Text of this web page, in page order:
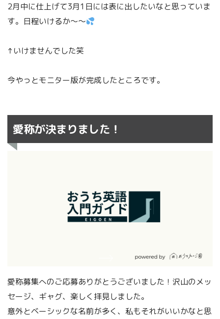
2月中に仕上げて3月1日には表に出したいなと思っていま
す。日程いけるか～～
↑いけませんでした笑
今やっとモニター版が完成したところです。
愛称が決まりました！
愛称募集へのご応募ありがとうございました！沢山のメッ
セージ、ギャグ、楽しく拝見しました。
意外とベーシックな名前が多く、私もそれがいいかなと思